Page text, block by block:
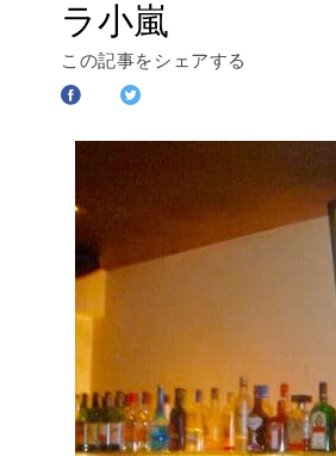
ラ小嵐
この記事をシェアする